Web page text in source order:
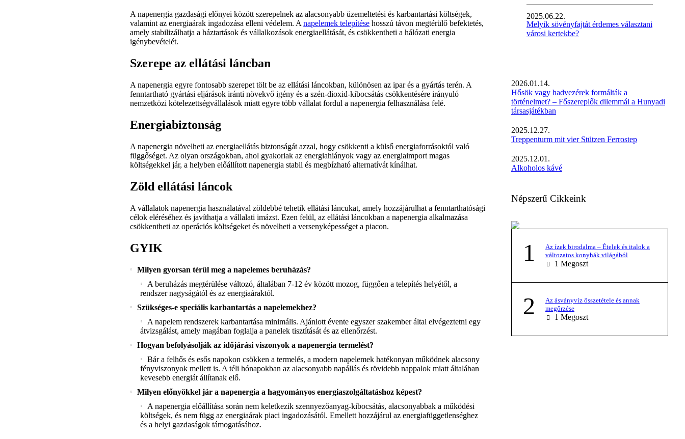
A napenergia gazdasági előnyei között szerepelnek az alacsonyabb üzemeltetési és karbantartási költségek,
valamint az energiaárak ingadozása elleni védelem. Anapelemek telepítése hosszú távon megtérülő befektetés,
amely stabilizálhatja a háztartások és vállalkozások energiaellátását, és csökkentheti a hálózati energia
igénybevételét.
Szerepe az ellátási láncban
A napenergia egyre fontosabb szerepet tölt be az ellátási láncokban, különösen az ipar és a gyártás terén. A
fenntartható gyártási eljárások iránti növekvő igény és a szén-dioxid-kibocsátás csökkentésére irányuló
nemzetközi kötelezettségvállalások miatt egyre több vállalat fordul a napenergia felhasználása felé.
Energiabiztonság
A napenergia növelheti az energiaellátás biztonságát azzal, hogy csökkenti a külső energiaforrásoktól való
függőséget. Az olyan országokban, ahol gyakoriak az energiahiányok vagy az energiaimport magas
költségekkel jár, a helyben előállított napenergia stabil és megbízható alternatívát kínálhat.
Zöld ellátási láncok
A vállalatok napenergia használatával zöldebbé tehetik ellátási láncukat, amely hozzájárulhat a fenntarthatósági
célok eléréséhez és javíthatja a vállalati imázst. Ezen felül, az ellátási láncokban a napenergia alkalmazása
csökkentheti az operációs költségeket és növelheti a versenyképességet a piacon.
GYIK
Milyen gyorsan térül meg a napelemes beruházás?
A beruházás megtérülése változó, általában 7-12 év között mozog, függően a telepítés helyétől, a
rendszer nagyságától és az energiaáraktól.
Szükséges-e speciális karbantartás a napelemekhez?
A napelem rendszerek karbantartása minimális. Ajánlott évente egyszer szakember által elvégeztetni egy
átvizsgálást, amely magában foglalja a panelek tisztítását és az ellenőrzést.
Hogyan befolyásolják az időjárási viszonyok a napenergia termelést?
Bár a felhős és esős napokon csökken a termelés, a modern napelemek hatékonyan működnek alacsony
fényviszonyok mellett is. A téli hónapokban az alacsonyabb napállás és rövidebb nappalok miatt általában
kevesebb energiát állítanak elő.
Milyen előnyökkel jár a napenergia a hagyományos energiaszolgáltatáshoz képest?
A napenergia előállítása során nem keletkezik szennyezőanyag-kibocsátás, alacsonyabbak a működési
költségek, és nem függ az energiaárak piaci ingadozásától. Emellett hozzájárul az energiafüggetlenséghez
és a helyi gazdaságok támogatásához.
Melyik sövényfajtát érdemes választani
városi kertekbe?
2025.06.22.
2026.01.14.
Hősök vagy hadvezérek formálták a
történelmet? – Főszereplők dilemmái a Hunyadi
társasjátékban
2025.12.27.
Treppenturm mit vier Stützen Ferrostep
2025.12.01.
Alkoholos kávé
Népszerű Cikkeink
1
Az ízek birodalma – Ételek és italok a
változatos konyhák világából
1 Megoszt
2
Az ásványvíz összetétele és annak
megőrzése
1 Megoszt